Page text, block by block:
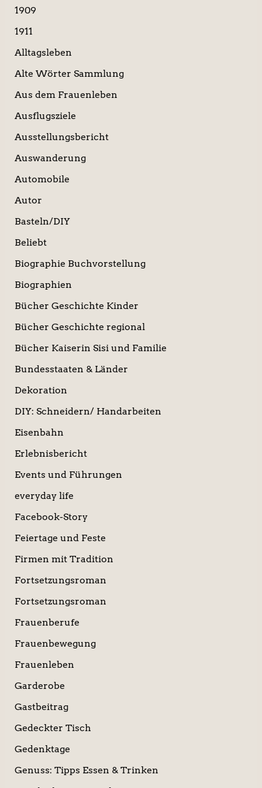
1909
1911
Alltagsleben
Alte Wörter Sammlung
Aus dem Frauenleben
Ausflugsziele
Ausstellungsbericht
Auswanderung
Automobile
Autor
Basteln/DIY
Beliebt
Biographie Buchvorstellung
Biographien
Bücher Geschichte Kinder
Bücher Geschichte regional
Bücher Kaiserin Sisi und Familie
Bundesstaaten & Länder
Dekoration
DIY: Schneidern/ Handarbeiten
Eisenbahn
Erlebnisbericht
Events und Führungen
everyday life
Facebook-Story
Feiertage und Feste
Firmen mit Tradition
Fortsetzungsroman
Fortsetzungsroman
Frauenberufe
Frauenbewegung
Frauenleben
Garderobe
Gastbeitrag
Gedeckter Tisch
Gedenktage
Genuss: Tipps Essen & Trinken